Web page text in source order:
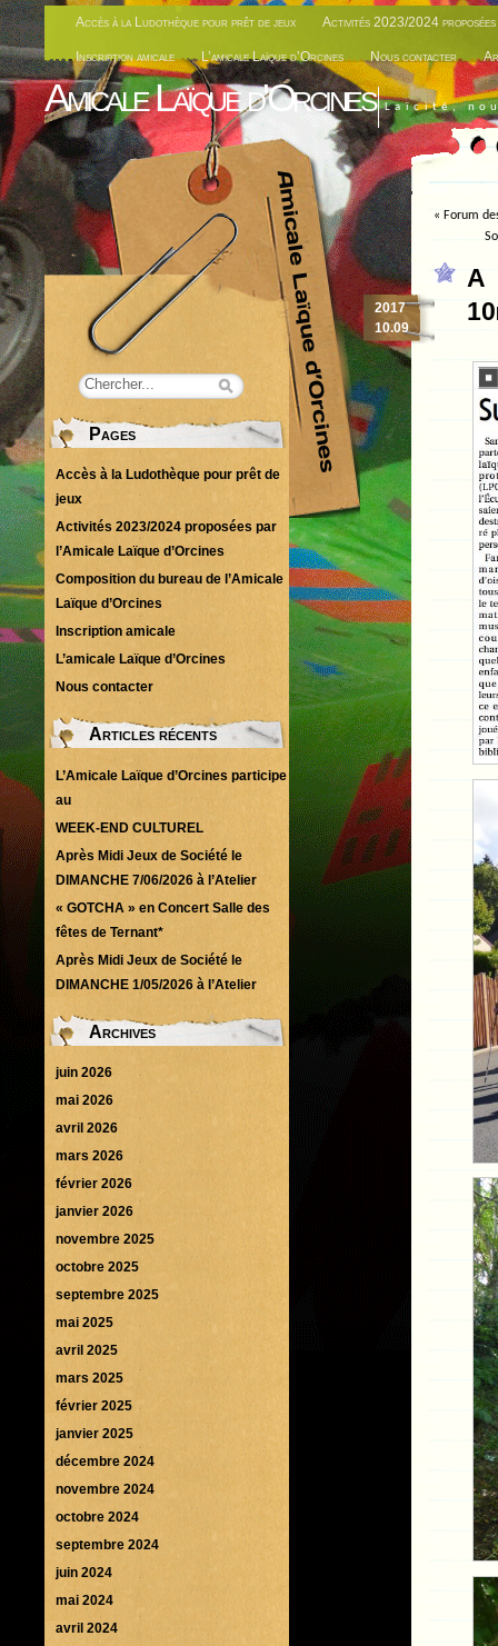
Accès à la Ludothèque pour prêt de jeux Activités 2023/2024 proposées
Inscription amicale L’amicale Laïque d’Orcines Nous contacter
Amicale Laïque d'Orcines Laïcité,
« Forum
A
2017
10.09
Pages
Accès à la Ludothèque pour prêt de
jeux
Activités 2023/2024 proposées par
l’Amicale Laïque d’Orcines
Composition du bureau de l’Amicale
Laïque d’Orcines
Inscription amicale
L’amicale Laïque d’Orcines
Nous contacter
Articles récents
L’Amicale Laïque d’Orcines participe
au
WEEK-END CULTUREL
Après Midi Jeux de Société le
DIMANCHE 7/06/2026 à l’Atelier
« GOTCHA » en Concert Salle des
fêtes de Ternant*
Après Midi Jeux de Société le
DIMANCHE 1/05/2026 à l’Atelier
Archives
juin 2026
mai 2026
avril 2026
mars 2026
février 2026
janvier 2026
novembre 2025
octobre 2025
septembre 2025
mai 2025
avril 2025
mars 2025
février 2025
janvier 2025
décembre 2024
novembre 2024
octobre 2024
septembre 2024
juin 2024
mai 2024
avril 2024